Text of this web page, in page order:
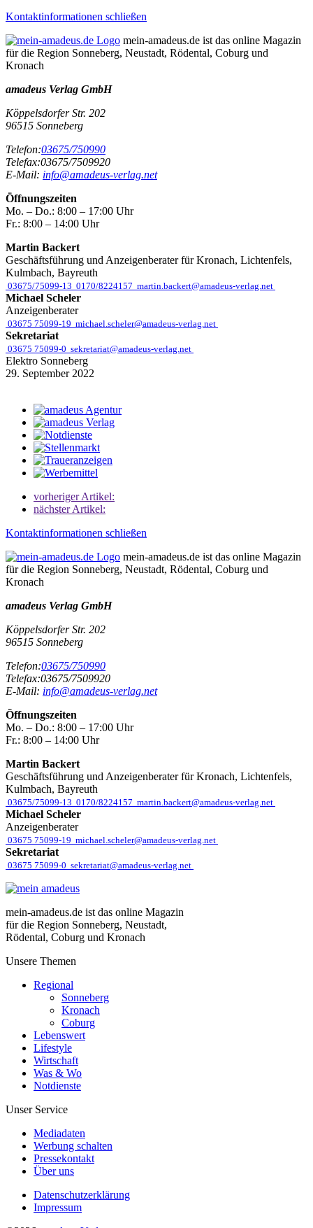
Kontaktinformationen schließen
mein-amadeus.de ist das online Magazin
für die Region Sonneberg, Neustadt, Rödental, Coburg und
Kronach
amadeus Verlag GmbH
Köppelsdorfer Str. 202
96515 Sonneberg
Telefon:03675/750990
Telefax:03675/7509920
E-Mail: info@amadeus-verlag.net
Öffnungszeiten
Mo. – Do.: 8:00 – 17:00 Uhr
Fr.: 8:00 – 14:00 Uhr
Martin Backert
Geschäftsführung und Anzeigenberater für Kronach, Lichtenfels,
Kulmbach, Bayreuth
03675/75099-13 0170/8224157 martin.backert@amadeus-verlag.net
Michael Scheler
Anzeigenberater
03675 75099-19 michael.scheler@amadeus-verlag.net
Sekretariat
03675 75099-0 sekretariat@amadeus-verlag.net
Elektro Sonneberg
29. September 2022
vorheriger Artikel:
nächster Artikel:
Kontaktinformationen schließen
mein-amadeus.de ist das online Magazin
für die Region Sonneberg, Neustadt, Rödental, Coburg und
Kronach
amadeus Verlag GmbH
Köppelsdorfer Str. 202
96515 Sonneberg
Telefon:03675/750990
Telefax:03675/7509920
E-Mail: info@amadeus-verlag.net
Öffnungszeiten
Mo. – Do.: 8:00 – 17:00 Uhr
Fr.: 8:00 – 14:00 Uhr
Martin Backert
Geschäftsführung und Anzeigenberater für Kronach, Lichtenfels,
Kulmbach, Bayreuth
03675/75099-13 0170/8224157 martin.backert@amadeus-verlag.net
Michael Scheler
Anzeigenberater
03675 75099-19 michael.scheler@amadeus-verlag.net
Sekretariat
03675 75099-0 sekretariat@amadeus-verlag.net
mein-amadeus.de ist das online Magazin
für die Region Sonneberg, Neustadt,
Rödental, Coburg und Kronach
Unsere Themen
Regional
Sonneberg
Kronach
Coburg
Lebenswert
Lifestyle
Wirtschaft
Was & Wo
Notdienste
Unser Service
Mediadaten
Werbung schalten
Pressekontakt
Über uns
Datenschutzerklärung
Impressum